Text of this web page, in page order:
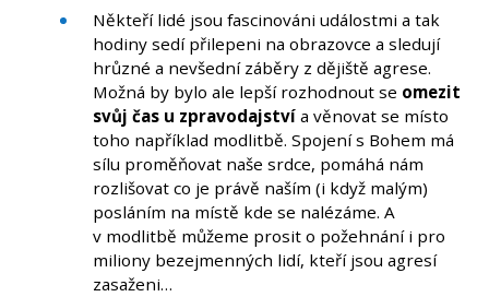
Někteří lidé jsou fascinováni událostmi a tak
hodiny sedí přilepeni na obrazovce a sledují
hrůzné a nevšední záběry z dějiště agrese.
Možná by bylo ale lepší rozhodnout se omezit
svůj čas u zpravodajství a věnovat se místo
toho například modlitbě. Spojení s Bohem má
sílu proměňovat naše srdce, pomáhá nám
rozlišovat co je právě naším (i když malým)
posláním na místě kde se nalézáme. A
v modlitbě můžeme prosit o požehnání i pro
miliony bezejmenných lidí, kteří jsou agresí
zasaženi…